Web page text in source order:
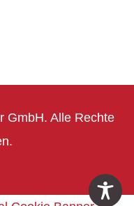
GmbH. Alle Rechte